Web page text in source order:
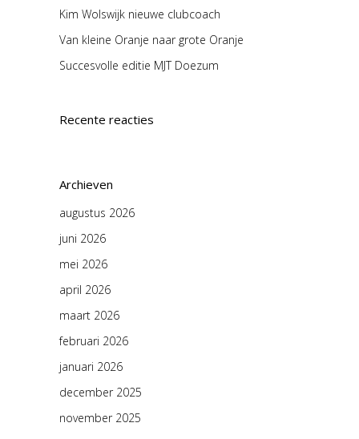
Kim Wolswijk nieuwe clubcoach
Van kleine Oranje naar grote Oranje
Succesvolle editie MJT Doezum
Recente reacties
Archieven
augustus 2026
juni 2026
mei 2026
april 2026
maart 2026
februari 2026
januari 2026
december 2025
november 2025